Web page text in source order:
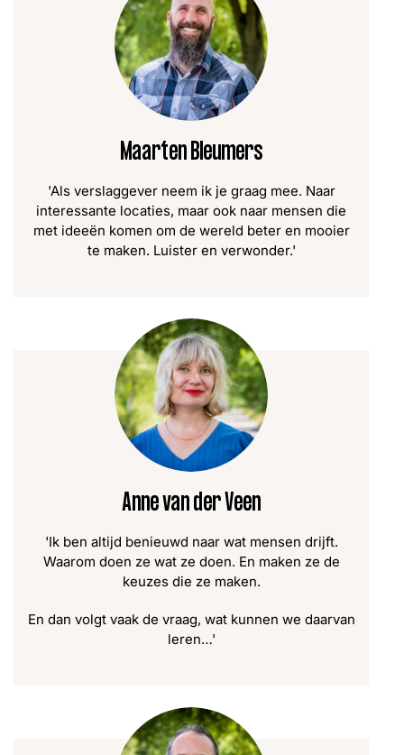
Maarten Bleumers
'Als verslaggever neem ik je graag mee. Naar
interessante locaties, maar ook naar mensen die
met ideeën komen om de wereld beter en mooier
te maken. Luister en verwonder.'
Anne van der Veen
'Ik ben altijd benieuwd naar wat mensen drijft.
Waarom doen ze wat ze doen. En maken ze de
keuzes die ze maken.
En dan volgt vaak de vraag, wat kunnen we daarvan
leren…'